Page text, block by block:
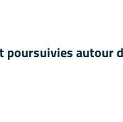
poursuivies autour